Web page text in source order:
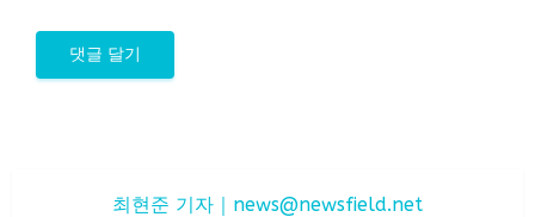
최현준 기자｜ news@newsfield.net